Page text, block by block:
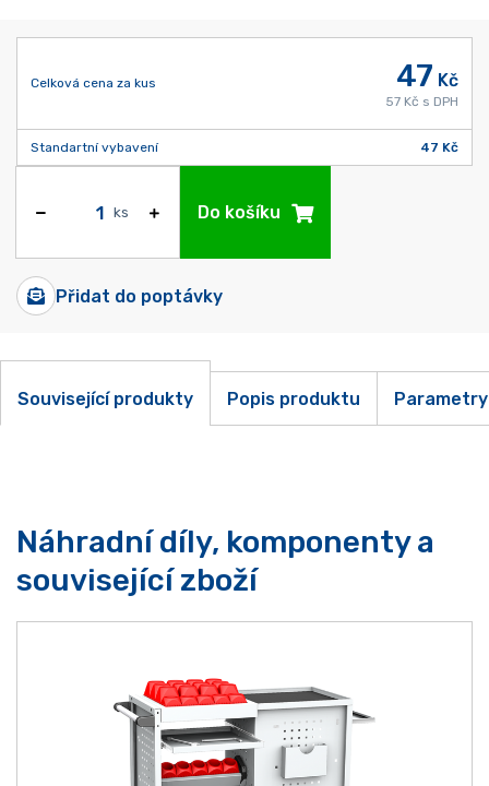
Celková cena za kus 47 Kč
57 Kč s DPH
Standartní vybavení 47 Kč
ks Do košíku
Přidat do poptávky
Související produkty Popis produktu Parametry
Náhradní díly, komponenty a
související zboží